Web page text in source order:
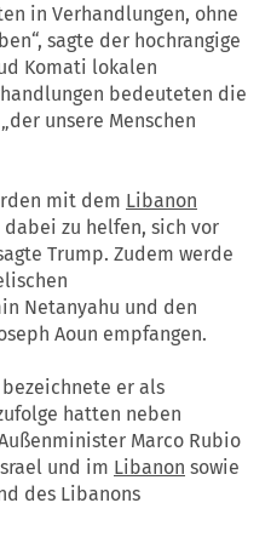
in Verhandlungen, ohne
sagte der hochrangige
Komati lokalen
bedeuteten die
unsere Menschen
mit dem Libanon
zu helfen, sich vor
Trump. Zudem werde
Netanyahu und den
Aoun empfangen.
bezeichnete er als
hatten neben
Marco Rubio
und im Libanon sowie
des Libanons